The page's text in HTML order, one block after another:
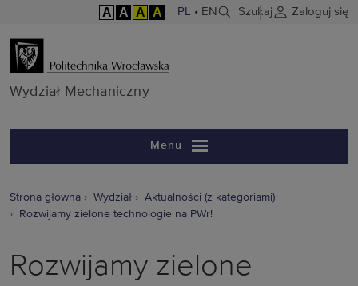
A A A A PL • EN Szukaj Zaloguj się
Wydział
Wydział Mechaniczny
Menu
Strona główna Wydział
Aktualności (z kategoriami)
Rozwijamy zielone technologie na PWr!
Rozwijamy zielone